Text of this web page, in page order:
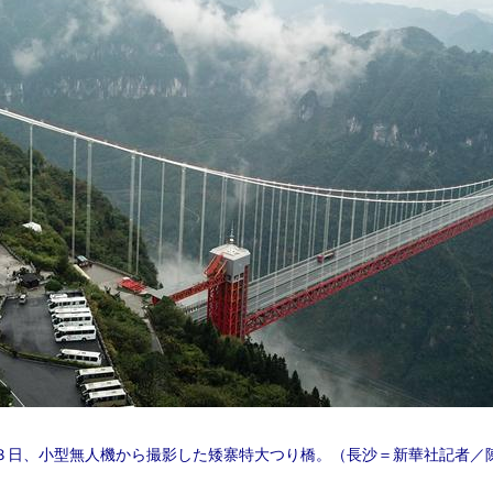
日、小型無人機から撮影した矮寨特大つり橋。（長沙＝新華社記者／